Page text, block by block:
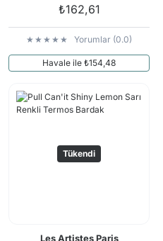
₺162,61
Yorumlar (0.0)
Havale ile ₺154,48
Tükendi
Les Artistes Paris